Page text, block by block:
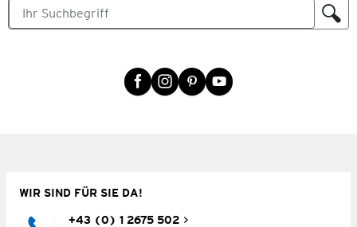
WIR SIND FÜR SIE DA!
+43 (0) 1 2675 502